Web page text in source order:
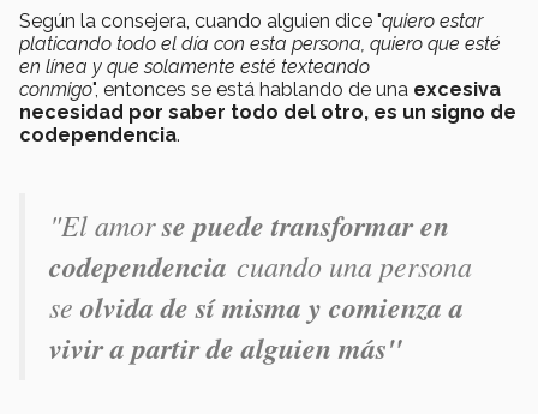
Según la consejera, cuando alguien dice "quiero estar
platicando todo el día con esta persona, quiero que esté
en línea y que solamente esté texteando
conmigo", entonces se está hablando de una excesiva
necesidad por saber todo del otro, es un signo de
codependencia.
"El amorse puede transformar en
codependencia cuando una persona
se olvida de sí misma y comienza a
vivir a partir de alguien más"